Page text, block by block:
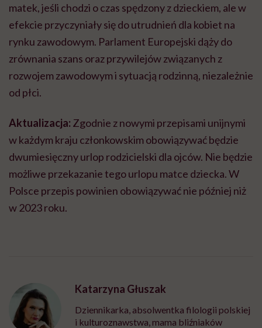
matek, jeśli chodzi o czas spędzony z dzieckiem, ale w
efekcie przyczyniały się do utrudnień dla kobiet na
rynku zawodowym. Parlament Europejski dąży do
zrównania szans oraz przywilejów związanych z
rozwojem zawodowym i sytuacją rodzinną, niezależnie
od płci.
Aktualizacja: Zgodnie z nowymi przepisami unijnymi
w każdym kraju członkowskim obowiązywać będzie
dwumiesięczny urlop rodzicielski dla ojców. Nie będzie
możliwe przekazanie tego urlopu matce dziecka. W
Polsce przepis powinien obowiązywać nie później niż
w 2023 roku.
Katarzyna Głuszak
Dziennikarka, absolwentka filologii polskiej
i kulturoznawstwa, mama bliźniaków